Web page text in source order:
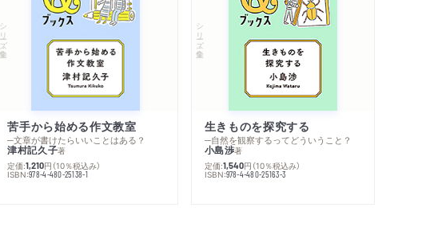
シリーズ・全集
苦手から始める作文教室
─文章が書けたらいいことはある？
津村記久子著
定価:1,210円 （10％税込み）
ISBN:978-4-480-25138-1
シリーズ・全集
生きものを探究する
─自然を観察するってどういうこと？
小島渉著
定価:1,540円 （10％税込み）
ISBN:978-4-480-25163-3